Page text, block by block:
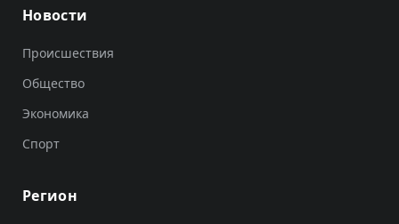
Новости
Происшествия
Общество
Экономика
Спорт
Регион